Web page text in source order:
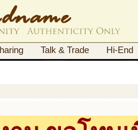
Talk & Trade Hi-End